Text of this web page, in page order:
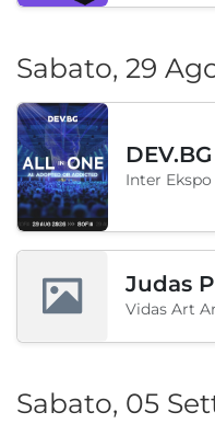
Sabato, 29
Judas
Sabato, 05